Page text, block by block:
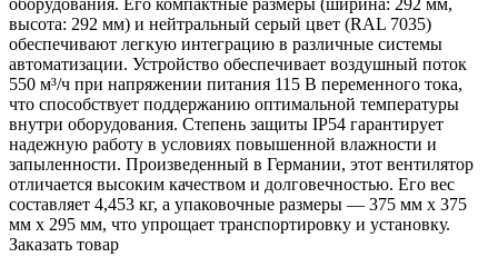
оборудования. Его компактные размеры (ширина: 292 мм,
высота: 292 мм) и нейтральный серый цвет (RAL 7035)
обеспечивают легкую интеграцию в различные системы
автоматизации. Устройство обеспечивает воздушный поток
550 м³/ч при напряжении питания 115 В переменного тока,
что способствует поддержанию оптимальной температуры
внутри оборудования. Степень защиты IP54 гарантирует
надежную работу в условиях повышенной влажности и
запыленности. Произведенный в Германии, этот вентилятор
отличается высоким качеством и долговечностью. Его вес
составляет 4,453 кг, а упаковочные размеры — 375 мм x 375
мм x 295 мм, что упрощает транспортировку и установку.
Заказать товар